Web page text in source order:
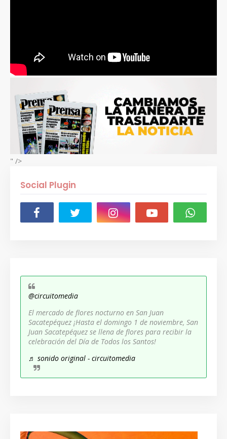
" />
Social Plugin
@circuitomedia
El mercado de flores nocturno en San Juan
Sacatepéquez ¡Hasta el domingo 1 de noviembre, San
Juan Sacatepéquez se llena de flores para recibir la
celebración del Día de Todos los Santos!
♬ sonido original - circuitomedia